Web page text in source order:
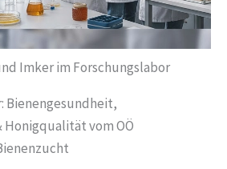
Imker im Forschungslabor
Bienengesundheit,
Honigqualität vom OÖ